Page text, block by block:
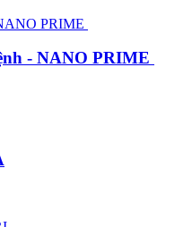
- NANO PRIME